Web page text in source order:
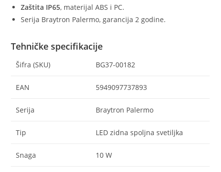
Zaštita IP65, materijal ABS i PC.
Serija Braytron Palermo, garancija 2 godine.
Tehničke specifikacije
Šifra (SKU) BG37-00182
EAN 5949097737893
Serija Braytron Palermo
Tip LED zidna spoljna svetiljka
Snaga 10 W